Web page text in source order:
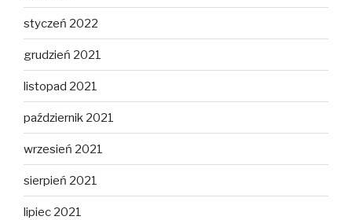
styczeń 2022
grudzień 2021
listopad 2021
październik 2021
wrzesień 2021
sierpień 2021
lipiec 2021